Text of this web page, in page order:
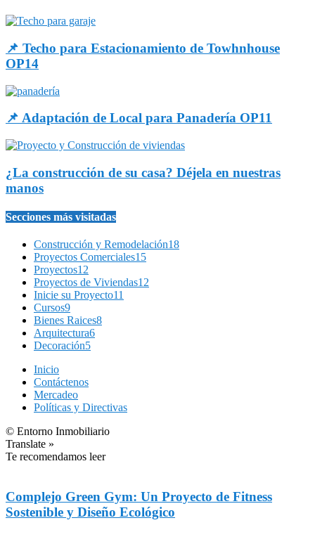
📌 Techo para Estacionamiento de Towhnhouse
OP14
📌 Adaptación de Local para Panadería OP11
¿La construcción de su casa? Déjela en nuestras
manos
Secciones más visitadas
Construcción y Remodelación18
Proyectos Comerciales15
Proyectos12
Proyectos de Viviendas12
Inicie su Proyecto11
Cursos9
Bienes Raices8
Arquitectura6
Decoración5
Inicio
Contáctenos
Mercadeo
Políticas y Directivas
© Entorno Inmobiliario
Translate »
Te recomendamos leer
Complejo Green Gym: Un Proyecto de Fitness
Sostenible y Diseño Ecológico